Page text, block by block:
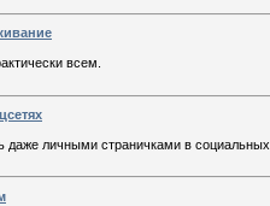
всем.
даже личными страничками в